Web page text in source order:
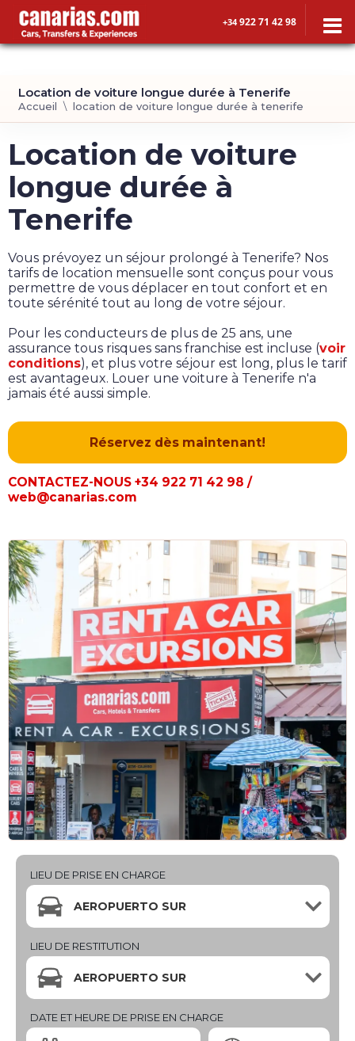
+34922 71 42 98
Location de voiture longue durée à Tenerife
Accueil location de voiture longue durée à tenerife
Location de voiture
longue durée à
Tenerife
Vous prévoyez un séjour prolongé à Tenerife? Nos
tarifs de location mensuelle sont conçus pour vous
permettre de vous déplacer en tout confort et en
toute sérénité tout au long de votre séjour.
Pour les conducteurs de plus de 25 ans, une
assurance tous risques sans franchise est incluse (voir
conditions), et plus votre séjour est long, plus le tarif
est avantageux. Louer une voiture à Tenerife n'a
jamais été aussi simple.
Réservez dès maintenant!
CONTACTEZ-NOUS +34 922 71 42 98 /
web@canarias.com
LIEU DE PRISE EN CHARGE
AEROPUERTO SUR
DATE ET HEURE DE PRISE EN CHARGE
LIEU DE RESTITUTION
AEROPUERTO SUR